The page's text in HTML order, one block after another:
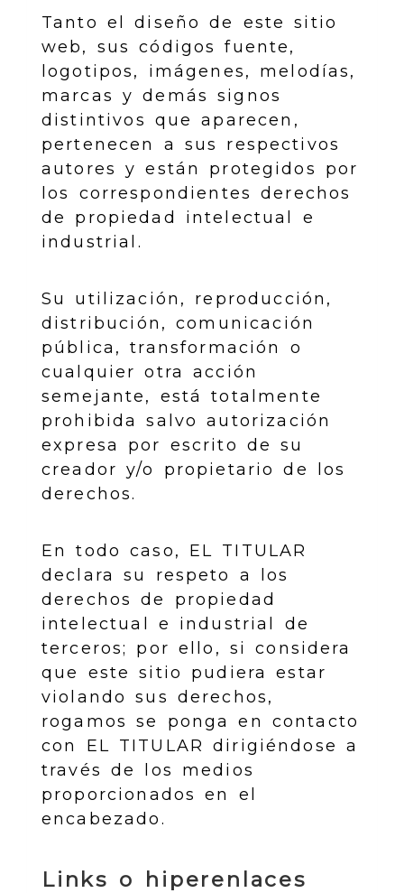
Tanto el diseño de este sitio
web, sus códigos fuente,
logotipos, imágenes, melodías,
marcas y demás signos
distintivos que aparecen,
pertenecen a sus respectivos
autores y están protegidos por
los correspondientes derechos
de propiedad intelectual e
industrial.
Su utilización, reproducción,
distribución, comunicación
pública, transformación o
cualquier otra acción
semejante, está totalmente
prohibida salvo autorización
expresa por escrito de su
creador y/o propietario de los
derechos.
En todo caso, EL TITULAR
declara su respeto a los
derechos de propiedad
intelectual e industrial de
terceros; por ello, si considera
que este sitio pudiera estar
violando sus derechos,
rogamos se ponga en contacto
con EL TITULAR dirigiéndose a
través de los medios
proporcionados en el
encabezado.
Links o hiperenlaces